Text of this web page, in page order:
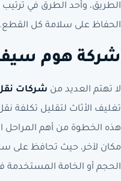
الطريق، وأحد الطرق في
الحفاظ على سلامة كل القطع.
شركة هوم سيف
لا تهتم العديد من شركات نقل
تغليف الأثاث لتقليل تكلفة
هذه الخطوة من أهم المراحل
مكان لآخر، حيث تحافظ على
الحجم أو الخامة المستخدمة